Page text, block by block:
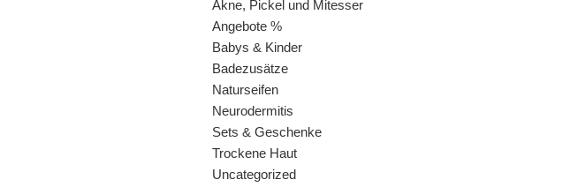
Akne, Pickel und Mitesser
Angebote %
Babys & Kinder
Badezusätze
Naturseifen
Neurodermitis
Sets & Geschenke
Trockene Haut
Uncategorized